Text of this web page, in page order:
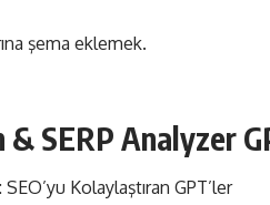
şema eklemek.
SERP Analyzer